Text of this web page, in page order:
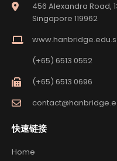
456 Alexandra Road,
Singapore 119962
(+65) 6513 0552
(+65) 6513 0696
快速链接
Home